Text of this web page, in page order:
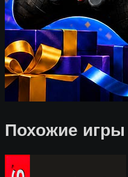
Похожие игры